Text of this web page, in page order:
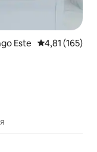
Este Середня
4,81 (165)